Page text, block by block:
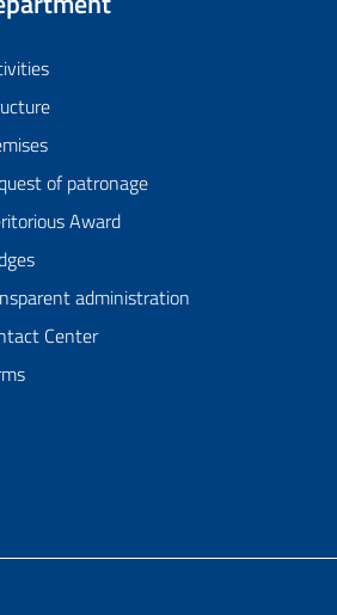
of patronage
Award
administration
Center